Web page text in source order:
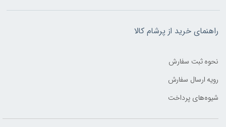
راهنمای خرید از پرشام کالا
نحوه ثبت سفارش
رویه ارسال سفارش
شیوه‌های پرداخت